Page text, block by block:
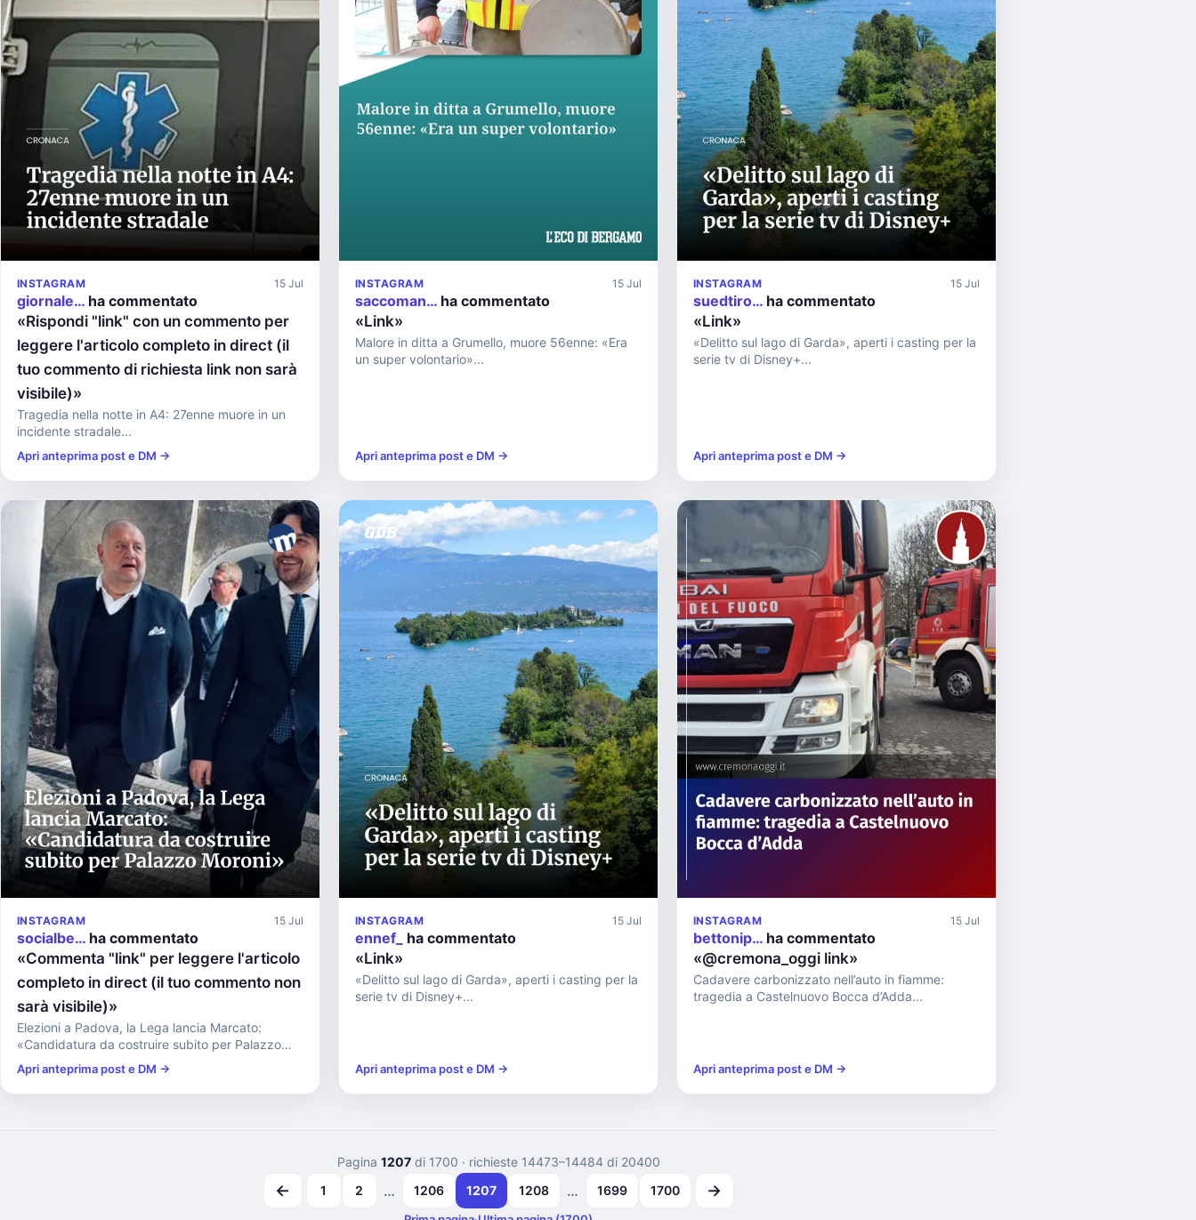
INSTAGRAM 15 Jul
giornale… ha commentato
«Rispondi "link" con un commento per
leggere l'articolo completo in direct (il
tuo commento di richiesta link non sarà
visibile)»
Tragedia nella notte in A4: 27enne muore in un
incidente stradale...
Apri anteprima post e DM →
INSTAGRAM 15 Jul
saccoman… ha commentato
«Link»
Malore in ditta a Grumello, muore 56enne: «Era
un super volontario»...
Apri anteprima post e DM →
INSTAGRAM 15 Jul
suedtiro… ha commentato
«Link»
«Delitto sul lago di Garda», aperti i casting per la
serie tv di Disney+...
Apri anteprima post e DM →
INSTAGRAM 15 Jul
socialbe… ha commentato
«Commenta "link" per leggere l'articolo
completo in direct (il tuo commento non
sarà visibile)»
Elezioni a Padova, la Lega lancia Marcato:
«Candidatura da costruire subito per Palazzo
Moroni»...
Apri anteprima post e DM →
INSTAGRAM 15 Jul
ennef_
ha commentato
«Link»
«Delitto sul lago di Garda», aperti i casting per la
serie tv di Disney+...
Apri anteprima post e DM →
INSTAGRAM 15 Jul
bettonip… ha commentato
«@cremona_oggi link»
Cadavere carbonizzato nell’auto in fiamme:
tragedia a Castelnuovo Bocca d’Adda...
Apri anteprima post e DM →
Pagina 1207di 1700 · richieste 14473–14484 di 20400
← 1 2 … 1206 1207 1208 … 1699 1700 →